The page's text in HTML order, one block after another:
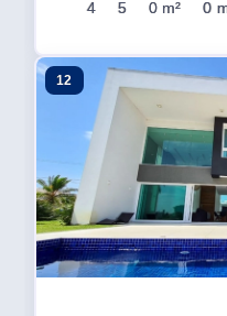
4 5 0 m² 0
12